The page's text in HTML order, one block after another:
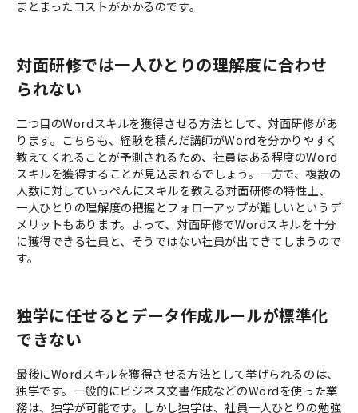
まとまったコストがかかるのです。
対面研修では一人ひとりの理解度に合わせ
られない
二つ目のWordスキルを獲得させる方法として、対面研修があ
ります。こちらも、経験を積んだ講師がWordを分かりやすく
教えてくれることが予測されるため、社員はある程度のWord
スキルを獲得することが見込まれるでしょう。一方で、複数の
人数に対していっぺんにスキルを教える対面研修の特性上、
一人ひとりの理解度の把握とフォローアップが難しいというデ
メリットもあります。よって、対面研修でWordスキルを十分
に獲得できる社員と、そうではない社員が出てきてしまうので
す。
独学に任せるとデータ作成ルールが標準化
できない
最後にWordスキルを獲得させる方法として挙げられるのは、
独学です。一般的にビジネス文書作成などのWordを使った業
務は、独学が可能です。しかし独学は、社員一人ひとりの勉強